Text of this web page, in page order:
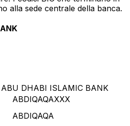
alla sede centrale della banca.
DHABI ISLAMIC BANK
ABDIQAQAXXX
ABDIQAQA